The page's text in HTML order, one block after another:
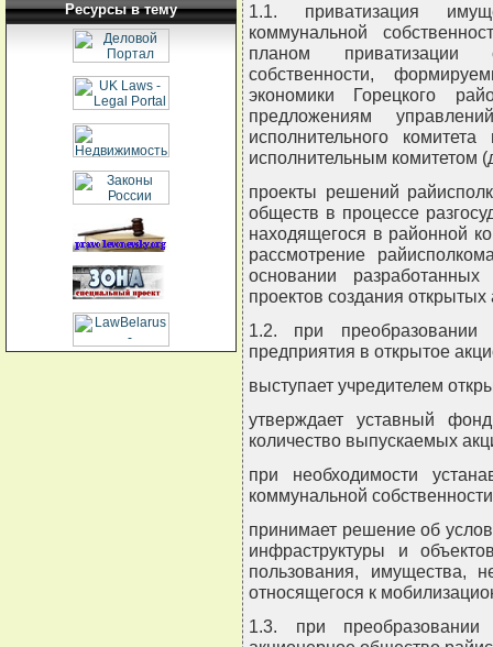
Ресурсы в тему
1.1. приватизация
коммунальной
планом приватизации
собственности,
экономики Горецкого
предложениям
исполнительного
исполнительным комитетом
проекты решений
обществ в процессе
находящегося в районной
рассмотрение
основании
проектов создания
1.2. при преобразовании
предприятия в открытое
выступает учредителем
утверждает уставный
количество выпускаемых
при необходимости
коммунальной
принимает решение об
инфраструктуры и
пользования, имущества,
относящегося к
1.3. при